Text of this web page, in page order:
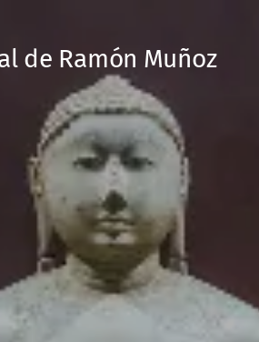
de Ramón Muñoz